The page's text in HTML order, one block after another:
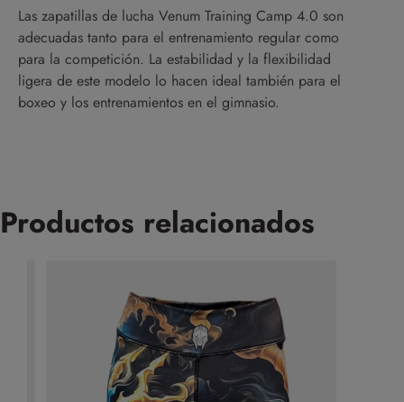
Las zapatillas de lucha Venum Training Camp 4.0 son
adecuadas tanto para el entrenamiento regular como
para la competición. La estabilidad y la flexibilidad
ligera de este modelo lo hacen ideal también para el
boxeo y los entrenamientos en el gimnasio.
Productos relacionados